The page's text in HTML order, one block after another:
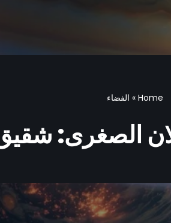
Home
» الفضاء
الصغرى: شقيق